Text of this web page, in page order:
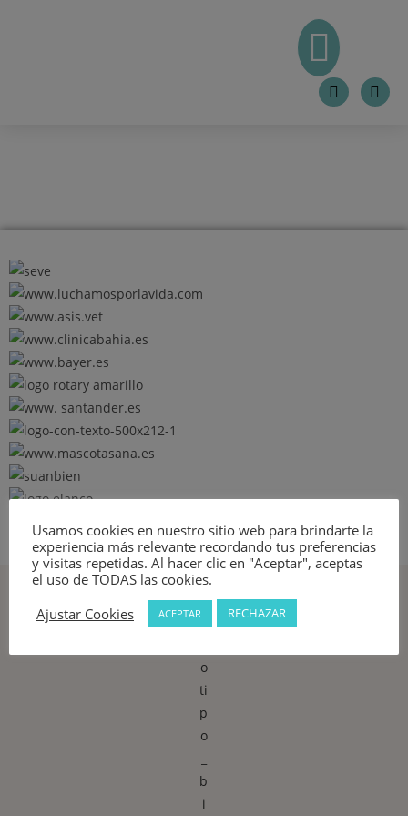
Usamos cookies en nuestro sitio web para brindarte la
experiencia más relevante recordando tus preferencias
y visitas repetidas. Al hacer clic en "Aceptar", aceptas
el uso de TODAS las cookies.
Ajustar Cookies
ACEPTAR RECHAZAR